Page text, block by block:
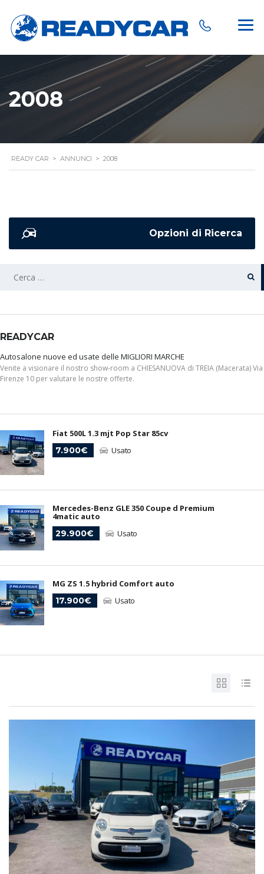
2008
READY CAR > ANNUNCI > 2008
Opzioni di Ricerca
RICERCA
READYCAR
Autosalone nuove ed usate delle MIGLIORI MARCHE
Venite a visionare il nostro show-room a CHIESANUOVA di TREIA (Macerata) Via
Firenze 10 per valutare le nostre offerte.
Fiat 500L 1.3 mjt Pop Star 85cv
7.900€
Usato
Mercedes-Benz GLE 350 Coupe d Premium
4matic auto
29.900€
Usato
MG ZS 1.5 hybrid Comfort auto
17.900€
Usato